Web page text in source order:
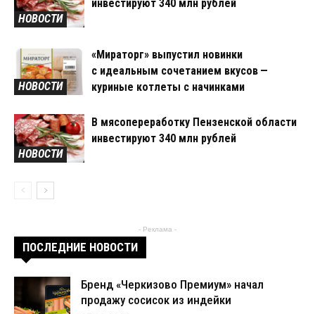
НОВОСТИ
инвестируют 340 млн рублей
НОВОСТИ
«Мираторг» выпустил новинки
с идеальным сочетанием вкусов —
куриные котлеты с начинками
НОВОСТИ
В мясопереработку Пензенской области
инвестируют 340 млн рублей
- Реклама -
ПОСЛЕДНИЕ НОВОСТИ
Бренд «Черкизово Премиум» начал
продажу сосисок из индейки